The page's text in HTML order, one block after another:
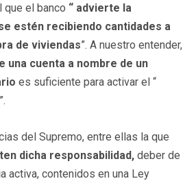
el banco “ advierte la
estén recibiendo cantidades a
de viviendas”. A nuestro entender,
una cuenta a nombre de un
es suficiente para activar el “
del Supremo, entre ellas la que
dicha responsabilidad, deber de
activa, contenidos en una Ley